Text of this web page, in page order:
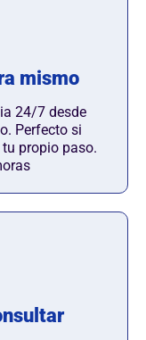
mismo
24/7 desde
Perfecto si
propio paso.